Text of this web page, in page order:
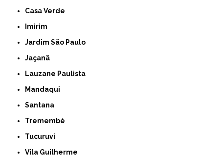
Casa Verde
Imirim
Jardim São Paulo
Jaçanã
Lauzane Paulista
Mandaqui
Santana
Tremembé
Tucuruvi
Vila Guilherme